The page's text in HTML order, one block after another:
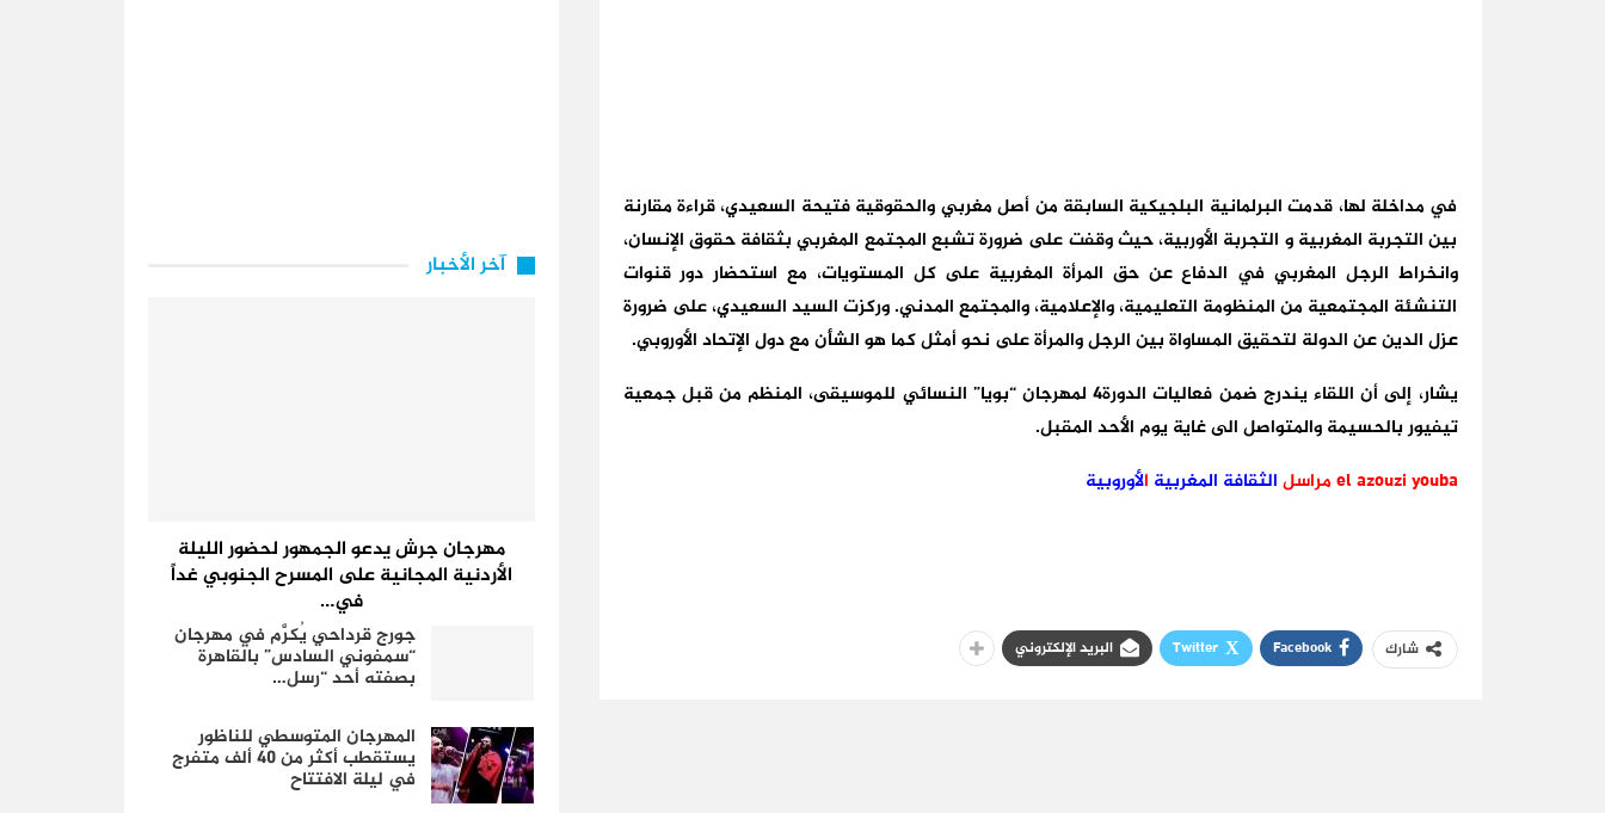
في مداخلة لها، قدمت البرلمانية البلجيكية السابقة من أصل مغربي والحقوقية فتيحة السعيدي، قراءة مقارنة
بين التجربة المغربية و التجربة الأوربية، حيث وقفت على ضرورة تشبع المجتمع المغربي بثقافة حقوق الإنسان،
وانخراط الرجل المغربي في الدفاع عن حق المرأة المغربية على كل المستويات، مع استحضار دور قنوات
التنشئة المجتمعية من المنظومة التعليمية، والإعلامية، والمجتمع المدني. وركزت السيد السعيدي، على ضرورة
عزل الدين عن الدولة لتحقيق المساواة بين الرجل والمرأة على نحو أمثل كما هو الشأن مع دول الإتحاد الأوروبي.
يشار، إلى أن اللقاء يندرج ضمن فعاليات الدورة4 لمهرجان “بويا” النسائي للموسيقى، المنظم من قبل جمعية
تيفيور بالحسيمة والمتواصل الى غاية يوم الأحد المقبل.
el azouzi youba مراسل
الثقافة المغربية الأوروبية
شارك Facebook
Twitter البريد الإلكتروني
آخر الأخبار
مهرجان جرش يدعو الجمهور لحضور الليلة
الأردنية المجانية على المسرح الجنوبي غداً
في…
جورج قرداحي يُكرَّم في مهرجان
“سمفوني السادس” بالقاهرة
بصفته أحد “رسل…
المهرجان المتوسطي للناظور
يستقطب أكثر من 40 ألف متفرج
في ليلة الافتتاح